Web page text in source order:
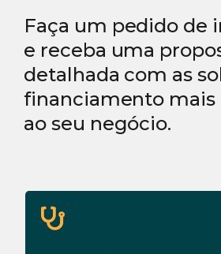
Faça um pedido de
e receba uma
detalhada com as
financiamento mais
ao seu negócio.